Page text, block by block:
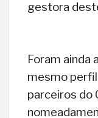
gestora
Foram ainda
mesmo
parceiros do